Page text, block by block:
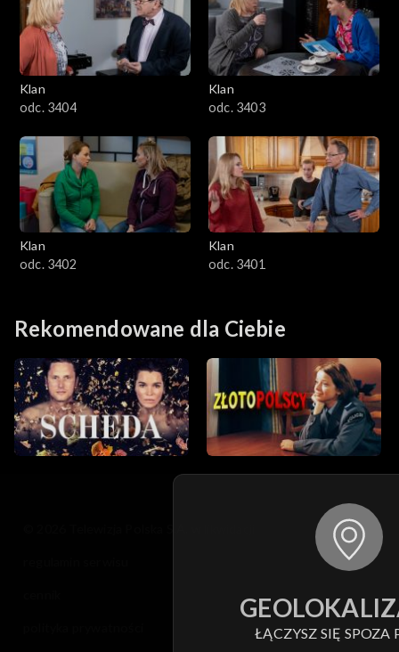
Klan
odc. 3404
Klan
odc. 3403
Klan
odc. 3402
Klan
odc. 3401
Rekomendowane dla Ciebie
ŁĄCZYSZ SIĘ SPOZA